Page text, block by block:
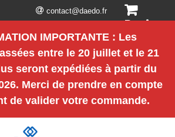
Panier
(vide)
contact@daedo.fr
IMPORTANTE : Les
entre le 20 juillet et le 21
seront expédiées à partir du
. Merci de prendre en compte
de valider votre commande.